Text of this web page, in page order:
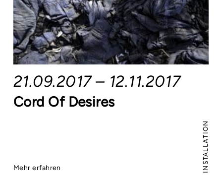
INSTALLATION
21.09.2017 – 12.11.2017
Cord Of Desires
Mehr erfahren